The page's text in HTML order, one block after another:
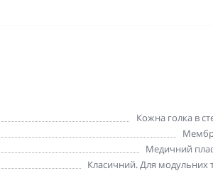
Кожна голка в
Медичний
Класичний. Для модульних